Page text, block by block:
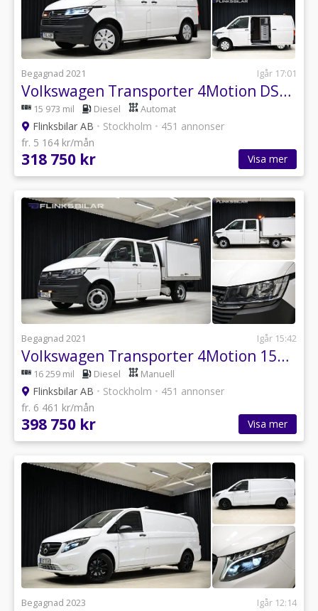
Begagnad 2021 Igår 17:01
Volkswagen Transporter 4Motion DSG 150HK Servicebil||V-Inredd|Leasbar|SeUtr!!
15 973 mil Diesel Automat
Flinksbilar AB • Stockholm • 451 annonser
fr. 5 164 kr/mån
318 750 kr Visa mer
Begagnad 2021 Igår 15:42
Volkswagen Transporter 4Motion 150HK Dubbelhytt|Kåpa|Leasbar|EnÄgare|SeUtr!!
16 259 mil Diesel Manuell
Flinksbilar AB • Stockholm • 451 annonser
fr. 6 461 kr/mån
398 750 kr Visa mer
Begagnad 2023 Igår 12:14